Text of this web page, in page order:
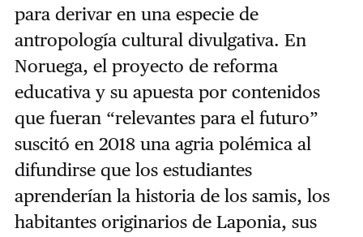
para derivar en una especie de
antropología cultural divulgativa. En
Noruega, el proyecto de reforma
educativa y su apuesta por contenidos
que fueran “relevantes para el futuro”
suscitó en 2018 una agria polémica al
difundirse que los estudiantes
aprenderían la historia de los samis, los
habitantes originarios de Laponia, sus